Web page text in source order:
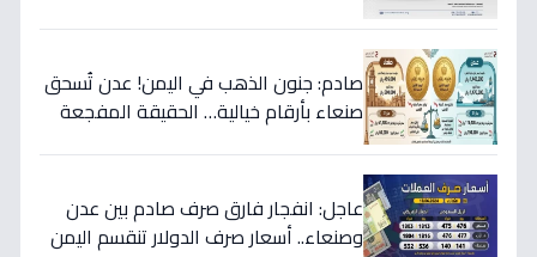
صادم: جنون الذهب في اليمن! عدن تُسحق
صنعاء بأرقام خيالية… الحقيقة المفجعة
عاجل: انفجار فارق صرف صادم بين عدن
وصنعاء.. أسعار صرف الدولار تنقسم اليمن